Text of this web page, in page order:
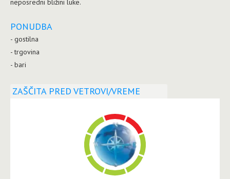
neposredni bližini luke.
PONUDBA
- gostilna
- trgovina
- bari
ZAŠČITA PRED VETROVI/VREME